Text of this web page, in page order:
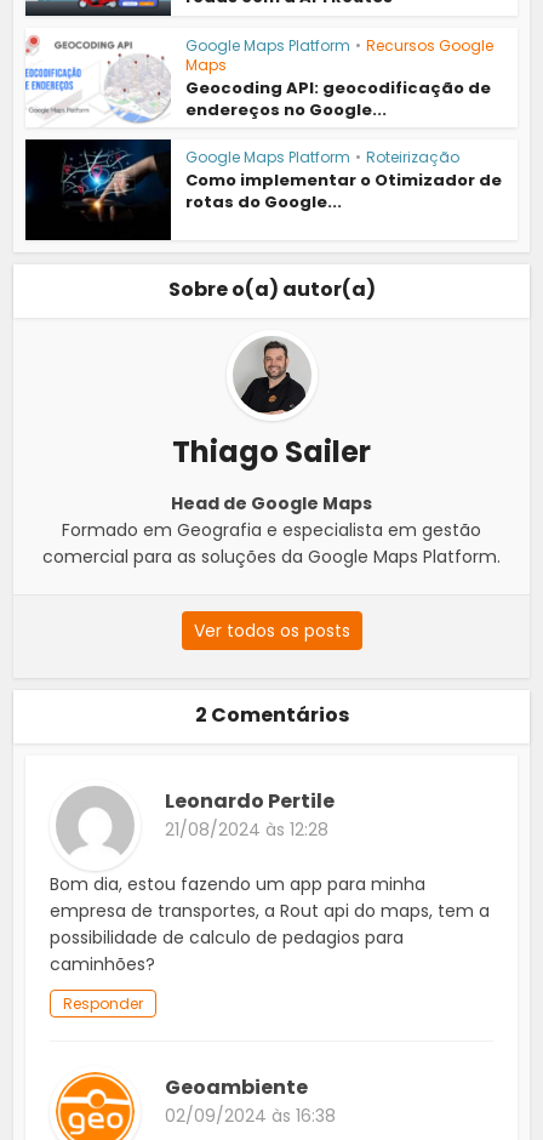
Google Maps Platform • Recursos Google
Maps
Geocoding API: geocodificação de
endereços no Google...
Google Maps Platform • Roteirização
Como implementar o Otimizador de
rotas do Google...
Sobre o(a) autor(a)
Thiago Sailer
Head de Google Maps
Formado em Geografia e especialista em gestão
comercial para as soluções da Google Maps Platform.
Ver todos os posts
2 Comentários
Leonardo Pertile
21/08/2024 às 12:28
Bom dia, estou fazendo um app para minha
empresa de transportes, a Rout api do maps, tem a
possibilidade de calculo de pedagios para
caminhões?
Responder
Geoambiente
02/09/2024 às 16:38